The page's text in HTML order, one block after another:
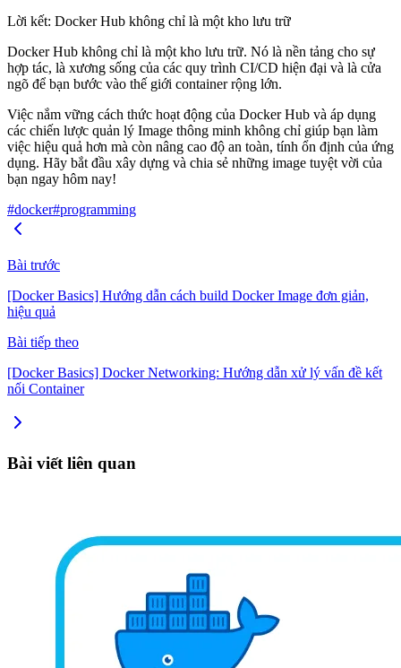
Lời kết: Docker Hub không chỉ là một kho lưu trữ
Docker Hub không chỉ là một kho lưu trữ. Nó là nền tảng cho sự
hợp tác, là xương sống của các quy trình CI/CD hiện đại và là cửa
ngõ để bạn bước vào thế giới container rộng lớn.
Việc nắm vững cách thức hoạt động của Docker Hub và áp dụng
các chiến lược quản lý Image thông minh không chỉ giúp bạn làm
việc hiệu quả hơn mà còn nâng cao độ an toàn, tính ổn định của ứng
dụng. Hãy bắt đầu xây dựng và chia sẻ những image tuyệt vời của
bạn ngay hôm nay!
#docker#programming
Bài trước
[Docker Basics] Hướng dẫn cách build Docker Image đơn giản,
hiệu quả
Bài tiếp theo
[Docker Basics] Docker Networking: Hướng dẫn xử lý vấn đề kết
nối Container
Bài viết liên quan